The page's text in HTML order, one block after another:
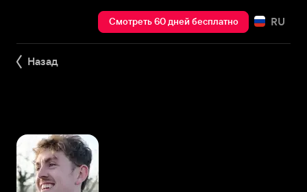
Смотреть 60 дней бесплатно RU
Назад